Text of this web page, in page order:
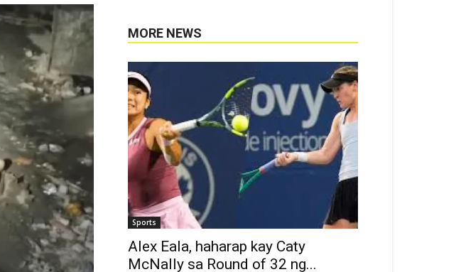
MORE NEWS
Sports
Alex Eala, haharap kay Caty
McNally sa Round of 32 ng...